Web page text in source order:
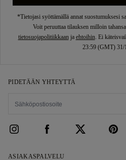
*Tietojasi syöttämällä annat suostumuksesi
Voit peruuttaa tilauksen milloin
tietosuojapolitiikkaanja ehtoihin. Ei
23:59 (GMT) 31/
PIDETÄÄN YHTEYTTÄ
ASIAKASPALVELU